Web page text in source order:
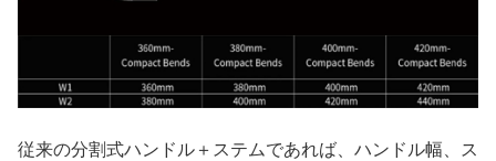
従来の分割式ハンドル＋ステムであれば、ハンドル幅、ス